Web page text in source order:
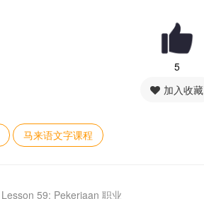
5
加入收藏
马来语文字课程
59: Pekerjaan 职业